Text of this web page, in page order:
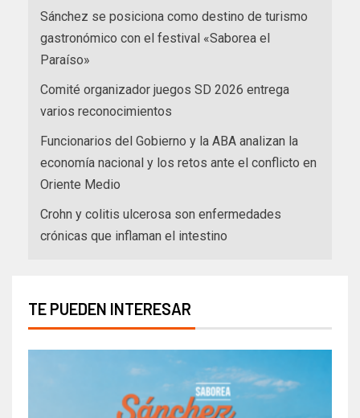
Sánchez se posiciona como destino de turismo
gastronómico con el festival «Saborea el
Paraíso»
Comité organizador juegos SD 2026 entrega
varios reconocimientos
Funcionarios del Gobierno y la ABA analizan la
economía nacional y los retos ante el conflicto en
Oriente Medio
Crohn y colitis ulcerosa son enfermedades
crónicas que inflaman el intestino
TE PUEDEN INTERESAR